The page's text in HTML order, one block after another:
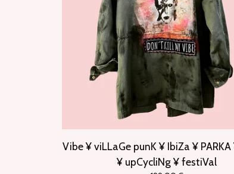
Vibe ¥ viLLaGe punK ¥ IbiZa ¥ PARKA
¥ upCycliNg ¥ festiVal